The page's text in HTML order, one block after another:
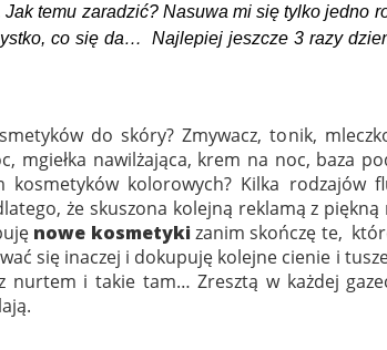
temu zaradzić? Nasuwa mi się tylko jedno
co się da… Najlepiej jeszcze 3 razy
do skóry? Zmywacz, tonik,
mgiełka nawilżająca, krem na noc, baza
kolorowych? Kilka rodzajów
że skuszona kolejną reklamą z
nowe kosmetyki zanim skończę te,
się inaczej i dokupuję kolejne cienie i
nurtem i takie tam… Zresztą w każdej